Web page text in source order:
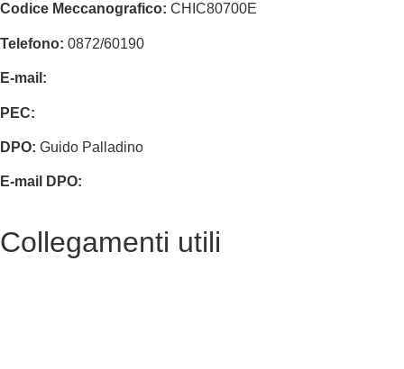
Codice Meccanografico: CHIC80700E
Telefono: 0872/60190
E-mail:
PEC:
DPO: Guido Palladino
E-mail DPO:
Collegamenti utili